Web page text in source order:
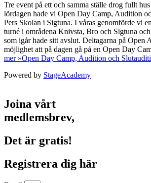
Tre event på ett och samma ställe drog fullt
lördagen hade vi Open Day Camp, Audition
Pers Skolan i Sigtuna. I våras genomförde vi
turné i områdena Knivsta, Bro och Sigtuna
som igår hade sitt avslut. Deltagarna på Open
möjlighet att på dagen gå på en Open Day
mer »Open Day Camp, Audition och
Powered by StageAcademy
Joina vårt
medlemsbrev,
Det är gratis!
Registrera dig här